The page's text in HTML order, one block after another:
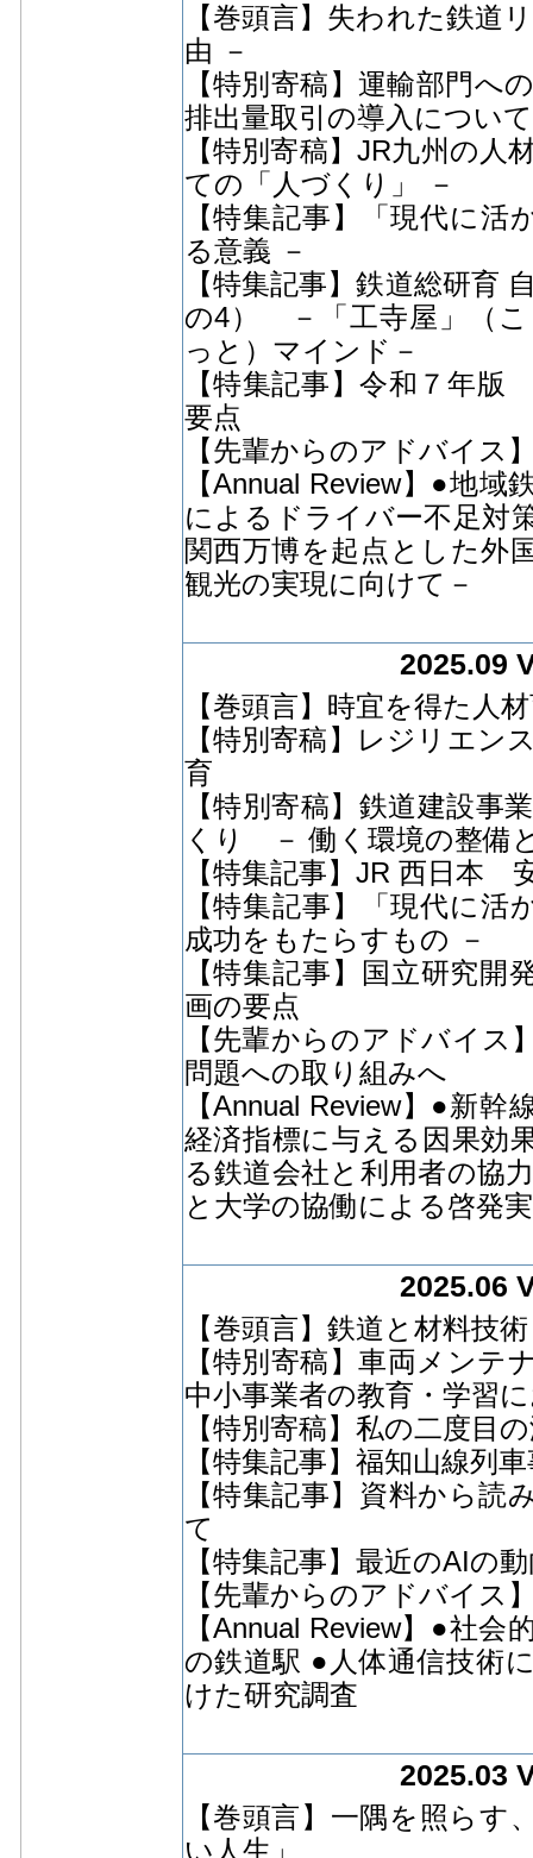
【巻頭言】失われた鉄
由 －
【特別寄稿】運輸部門
排出量取引の導入につい
【特別寄稿】JR九州の
ての「人づくり」 －
【特集記事】「現代に
る意義 －
【特集記事】鉄道総研育
の4） －「工寺屋」（こ
っと）マインド－
【特集記事】令和７年
要点
【先輩からのアドバイス
【Annual Review】●地
によるドライバー不足対
関西万博を起点とした
観光の実現に向けて－
2025.09
【巻頭言】時宜を得た人
【特別寄稿】レジリエン
育
【特別寄稿】鉄道建設事
くり － 働く環境の整備
【特集記事】JR 西日本
【特集記事】「現代に
成功をもたらすもの －
【特集記事】国立研究
画の要点
【先輩からのアドバイス
問題への取り組みへ
【Annual Review】●新
経済指標に与える因果効
る鉄道会社と利用者の協
と大学の協働による啓発
2025.06
【巻頭言】鉄道と材料技術
【特別寄稿】車両メンテ
中小事業者の教育・学習
【特別寄稿】私の二度目
【特集記事】福知山線列
【特集記事】資料から読
て
【特集記事】最近のAIの
【先輩からのアドバイス
【Annual Review】●社
の鉄道駅 ●人体通信技術
けた研究調査
2025.03
【巻頭言】一隅を照らす
い人生」